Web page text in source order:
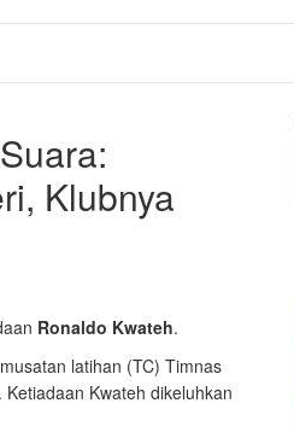
Klubnya
Ronaldo Kwateh.
latihan (TC) Timnas
Kwateh dikeluhkan